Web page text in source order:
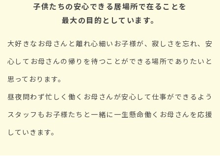
子供たちの安心できる居場所で在ることを
最大の目的としています。
大好きなお母さんと離れ心細いお子様が、寂しさを忘れ、安
心して お母さんの帰りを待つことができる場所でありたいと
思っております。
昼夜問わず忙しく働くお母さんが安心して仕事ができるよう
スタッフもお子様たちと一緒に一生懸命働くお母さんを応援
していきます。